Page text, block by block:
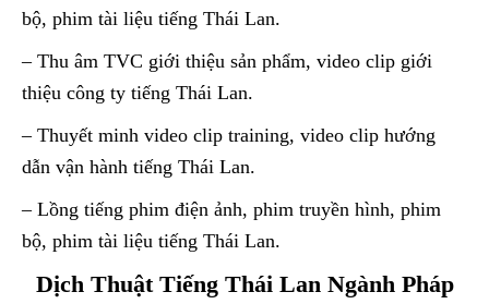
bộ, phim tài liệu tiếng Thái Lan.
– Thu âm TVC giới thiệu sản phẩm, video clip giới
thiệu công ty tiếng Thái Lan.
– Thuyết minh video clip training, video clip hướng
dẫn vận hành tiếng Thái Lan.
– Lồng tiếng phim điện ảnh, phim truyền hình, phim
bộ, phim tài liệu tiếng Thái Lan.
Dịch Thuật Tiếng Thái Lan Ngành Pháp